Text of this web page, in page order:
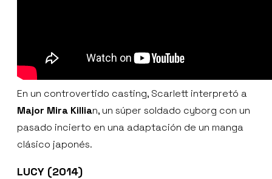
En un controvertido casting, Scarlett interpretó a
Major Mira Killian, un súper soldado cyborg con un
pasado incierto en una adaptación de un manga
clásico japonés.
LUCY (2014)